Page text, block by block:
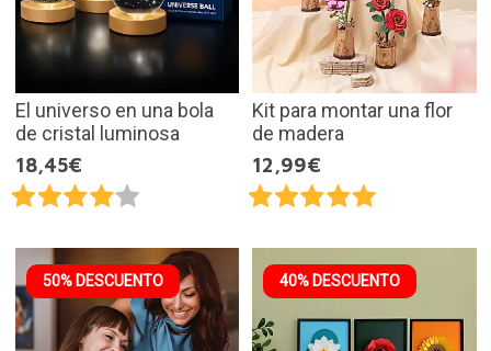
El universo en una bola
de cristal luminosa
18,45€
Kit para montar una flor
de madera
12,99€
50% DESCUENTO 40% DESCUENTO